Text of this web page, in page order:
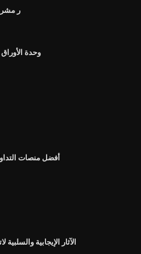
ر
وحدة
أفضل منصات
الآثار الإيجابية